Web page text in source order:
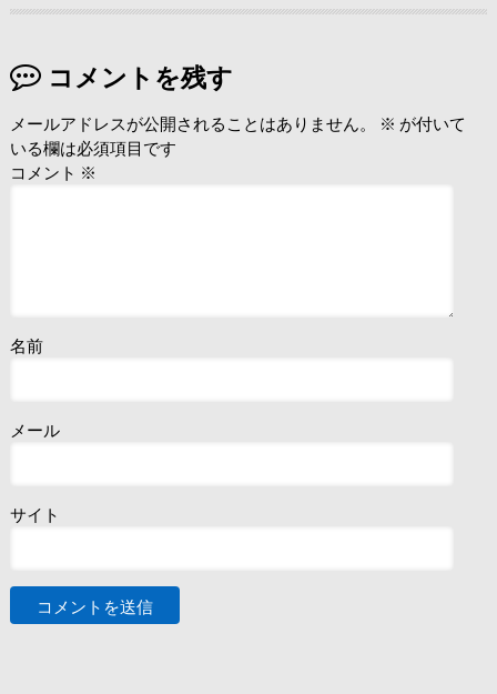
コメントを残す
メールアドレスが公開されることはありません。 ※ が付いて
いる欄は必須項目です
コメント ※
名前
メール
サイト